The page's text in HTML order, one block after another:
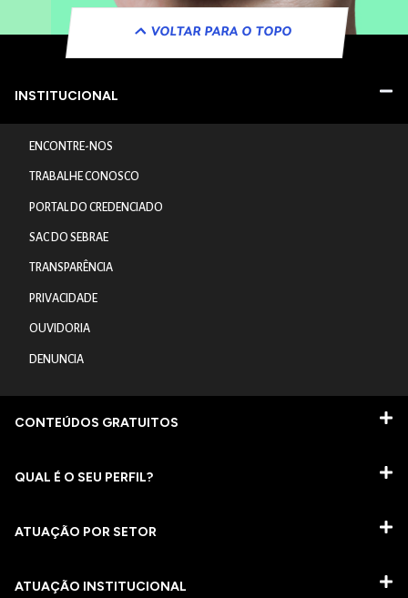
VOLTAR PARA O TOPO
INSTITUCIONAL
ENCONTRE-NOS
TRABALHE CONOSCO
PORTAL DO CREDENCIADO
SAC DO SEBRAE
TRANSPARÊNCIA
PRIVACIDADE
OUVIDORIA
DENUNCIA
CONTEÚDOS GRATUITOS
QUAL É O SEU PERFIL?
ATUAÇÃO POR SETOR
ATUAÇÃO INSTITUCIONAL